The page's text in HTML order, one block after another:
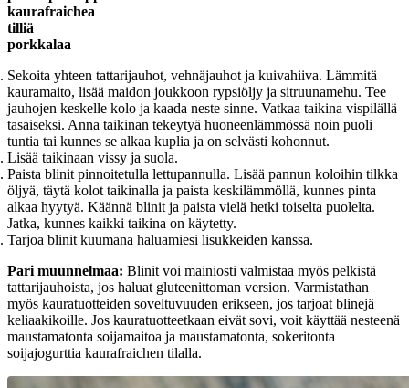
kaurafraichea
tilliä
porkkalaa
Sekoita yhteen tattarijauhot, vehnäjauhot ja kuivahiiva. Lämmitä
kauramaito, lisää maidon joukkoon rypsiöljy ja sitruunamehu. Tee
jauhojen keskelle kolo ja kaada neste sinne. Vatkaa taikina vispilällä
tasaiseksi. Anna taikinan tekeytyä huoneenlämmössä noin puoli
tuntia tai kunnes se alkaa kuplia ja on selvästi kohonnut.
Lisää taikinaan vissy ja suola.
Paista blinit pinnoitetulla lettupannulla. Lisää pannun koloihin tilkka
öljyä, täytä kolot taikinalla ja paista keskilämmöllä, kunnes pinta
alkaa hyytyä. Käännä blinit ja paista vielä hetki toiselta puolelta.
Jatka, kunnes kaikki taikina on käytetty.
Tarjoa blinit kuumana haluamiesi lisukkeiden kanssa.
Pari muunnelmaa: Blinit voi mainiosti valmistaa myös pelkistä
tattarijauhoista, jos haluat gluteenittoman version. Varmistathan
myös kauratuotteiden soveltuvuuden erikseen, jos tarjoat blinejä
keliaakikoille. Jos kauratuotteetkaan eivät sovi, voit käyttää nesteenä
maustamatonta soijamaitoa ja maustamatonta, sokeritonta
soijajogurttia kaurafraichen tilalla.